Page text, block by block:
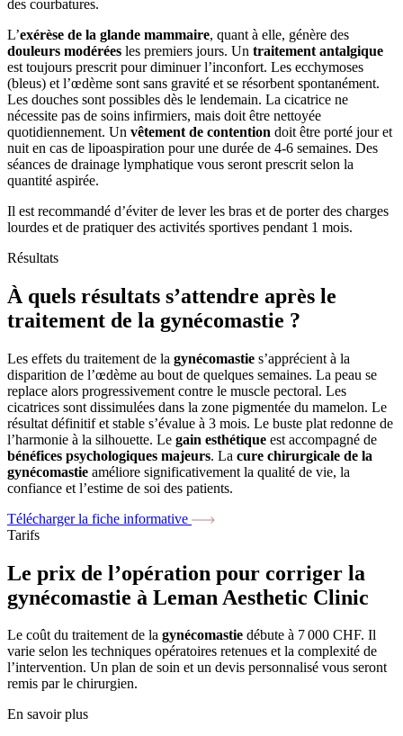
des courbatures.
L’exérèse de la glande mammaire, quant à elle, génère des
douleurs modérées les premiers jours. Un traitement antalgique
est toujours prescrit pour diminuer l’inconfort. Les ecchymoses
(bleus) et l’œdème sont sans gravité et se résorbent spontanément.
Les douches sont possibles dès le lendemain. La cicatrice ne
nécessite pas de soins infirmiers, mais doit être nettoyée
quotidiennement. Un vêtement de contention doit être porté jour et
nuit en cas de lipoaspiration pour une durée de 4-6 semaines. Des
séances de drainage lymphatique vous seront prescrit selon la
quantité aspirée.
Il est recommandé d’éviter de lever les bras et de porter des charges
lourdes et de pratiquer des activités sportives pendant 1 mois.
Résultats
À quels résultats s’attendre après le
traitement de la gynécomastie ?
Les effets du traitement de la gynécomastie s’apprécient à la
disparition de l’œdème au bout de quelques semaines. La peau se
replace alors progressivement contre le muscle pectoral. Les
cicatrices sont dissimulées dans la zone pigmentée du mamelon. Le
résultat définitif et stable s’évalue à 3 mois. Le buste plat redonne de
l’harmonie à la silhouette. Le gain esthétique est accompagné de
bénéfices psychologiques majeurs. La cure chirurgicale de la
gynécomastie améliore significativement la qualité de vie, la
confiance et l’estime de soi des patients.
Télécharger la fiche informative
Tarifs
Le prix de l’opération pour corriger la
gynécomastie à Leman Aesthetic Clinic
Le coût du traitement de la gynécomastie débute à 7 000 CHF. Il
varie selon les techniques opératoires retenues et la complexité de
l’intervention. Un plan de soin et un devis personnalisé vous seront
remis par le chirurgien.
En savoir plus